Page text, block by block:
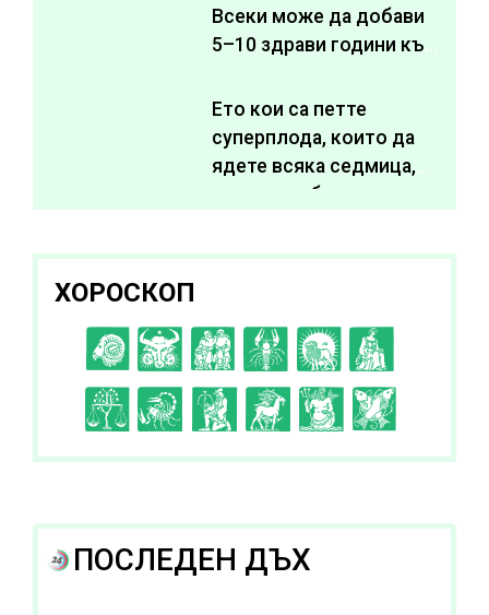
Всеки може да добави
5–10 здрави години към
Ето кои са петте
суперплода, които да
ядете всяка седмица,
за да подобрите
ХОРОСКОП
C D EFGH
I J K L A B
ПОСЛЕДЕН ДЪХ